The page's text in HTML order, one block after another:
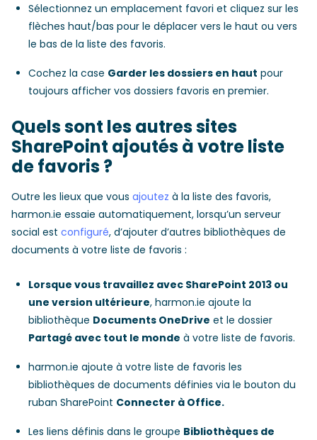
Sélectionnez un emplacement favori et cliquez sur les
flèches haut/bas pour le déplacer vers le haut ou vers
le bas de la liste des favoris.
Cochez la case Garder les dossiers en haut pour
toujours afficher vos dossiers favoris en premier.
Quels sont les autres sites
SharePoint ajoutés à votre liste
de favoris ?
Outre les lieux que vous ajoutez à la liste des favoris,
harmon.ie essaie automatiquement, lorsqu’un serveur
social est configuré, d’ajouter d’autres bibliothèques de
documents à votre liste de favoris :
Lorsque vous travaillez avec SharePoint 2013 ou
une version ultérieure, harmon.ie ajoute la
bibliothèque Documents OneDrive et le dossier
Partagé avec tout le monde à votre liste de favoris.
harmon.ie ajoute à votre liste de favoris les
bibliothèques de documents définies via le bouton du
ruban SharePoint Connecter à Office.
Les liens définis dans le groupe Bibliothèques de